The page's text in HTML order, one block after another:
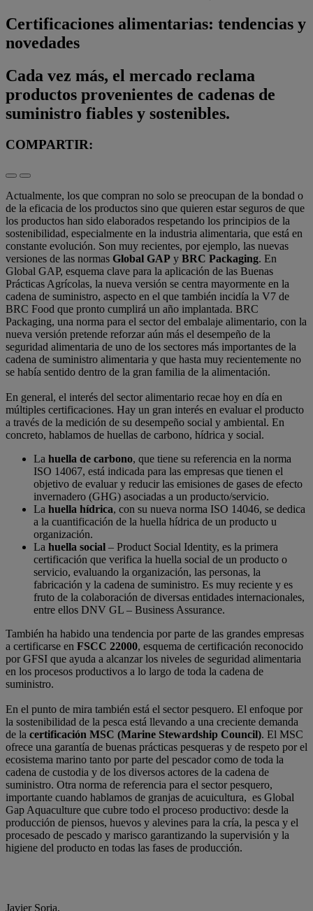
Certificaciones alimentarias: tendencias y
novedades
Cada vez más, el mercado reclama
productos provenientes de cadenas de
suministro fiables y sostenibles.
COMPARTIR:
Actualmente, los que compran no solo se preocupan de la bondad o
de la eficacia de los productos sino que quieren estar seguros de que
los productos han sido elaborados respetando los principios de la
sostenibilidad, especialmente en la industria alimentaria, que está en
constante evolución. Son muy recientes, por ejemplo, las nuevas
versiones de las normas Global GAP y BRC Packaging. En
Global GAP, esquema clave para la aplicación de las Buenas
Prácticas Agrícolas, la nueva versión se centra mayormente en la
cadena de suministro, aspecto en el que también incidía la V7 de
BRC Food que pronto cumplirá un año implantada. BRC
Packaging, una norma para el sector del embalaje alimentario, con la
nueva versión pretende reforzar aún más el desempeño de la
seguridad alimentaria de uno de los sectores más importantes de la
cadena de suministro alimentaria y que hasta muy recientemente no
se había sentido dentro de la gran familia de la alimentación.
En general, el interés del sector alimentario recae hoy en día en
múltiples certificaciones. Hay un gran interés en evaluar el producto
a través de la medición de su desempeño social y ambiental. En
concreto, hablamos de huellas de carbono, hídrica y social.
La huella de carbono, que tiene su referencia en la norma
ISO 14067, está indicada para las empresas que tienen el
objetivo de evaluar y reducir las emisiones de gases de efecto
invernadero (GHG) asociadas a un producto/servicio.
La huella hídrica, con su nueva norma ISO 14046, se dedica
a la cuantificación de la huella hídrica de un producto u
organización.
La huella social – Product Social Identity, es la primera
certificación que verifica la huella social de un producto o
servicio, evaluando la organización, las personas, la
fabricación y la cadena de suministro. Es muy reciente y es
fruto de la colaboración de diversas entidades internacionales,
entre ellos DNV GL – Business Assurance.
También ha habido una tendencia por parte de las grandes empresas
a certificarse en FSCC 22000, esquema de certificación reconocido
por GFSI que ayuda a alcanzar los niveles de seguridad alimentaria
en los procesos productivos a lo largo de toda la cadena de
suministro.
En el punto de mira también está el sector pesquero. El enfoque por
la sostenibilidad de la pesca está llevando a una creciente demanda
de la certificación MSC (Marine Stewardship Council). El MSC
ofrece una garantía de buenas prácticas pesqueras y de respeto por el
ecosistema marino tanto por parte del pescador como de toda la
cadena de custodia y de los diversos actores de la cadena de
suministro. Otra norma de referencia para el sector pesquero,
importante cuando hablamos de granjas de acuicultura, es Global
Gap Aquaculture que cubre todo el proceso productivo: desde la
producción de piensos, huevos y alevines para la cría, la pesca y el
procesado de pescado y marisco garantizando la supervisión y la
higiene del producto en todas las fases de producción.
Javier Soria,